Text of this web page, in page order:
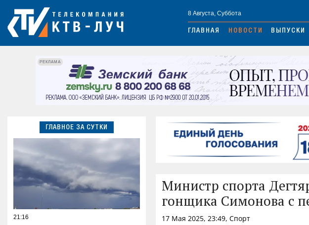
8 Августа, Суббота
ГЛАВНАЯ НОВОСТИ ВЫПУСКИ
РЕКЛАМА
ГЛАВНОЕ ЗА СУТКИ
21:16
Министр спорта
гонщика Симонова с
17 Мая 2025, 23:49, Спорт